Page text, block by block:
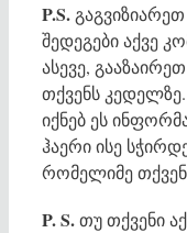
P.S.
შედეგები აქვე
ასევე,
თქვენს კედელზე.
იქნებ ეს
ჰაერი ისე
რომელიმე
P.S.თუ თქვენი